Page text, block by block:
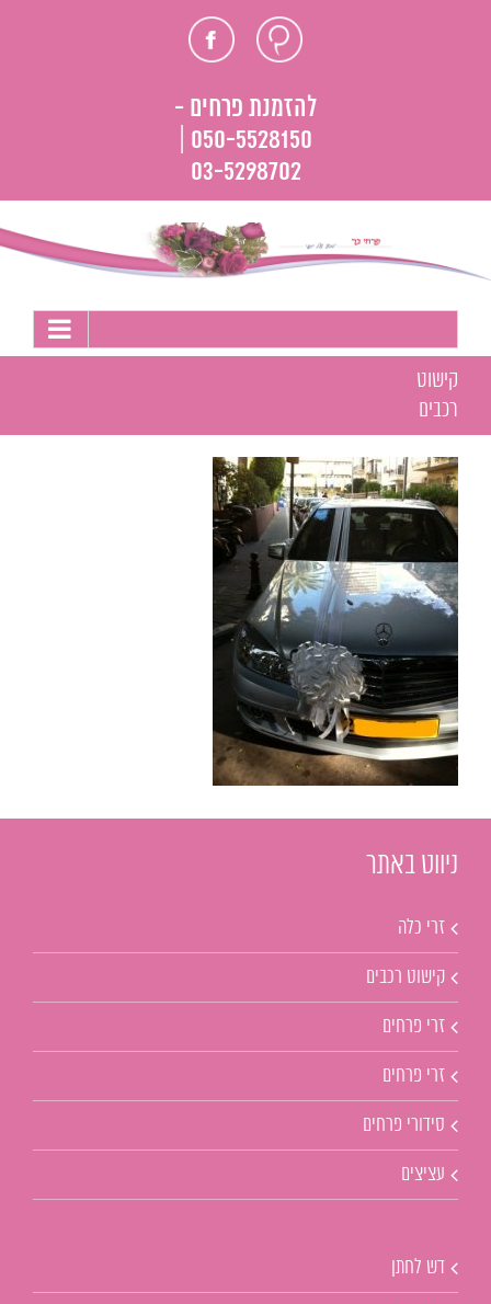
חוות פייסבוק
להזמנת פרחים -
050-5528150 |
03-5298702
קישוט
רכבים
ניווט באתר
זרי כלה
קישוט רכבים
זרי פרחים
זרי פרחים
סידורי פרחים
עציצים
דש לחתן